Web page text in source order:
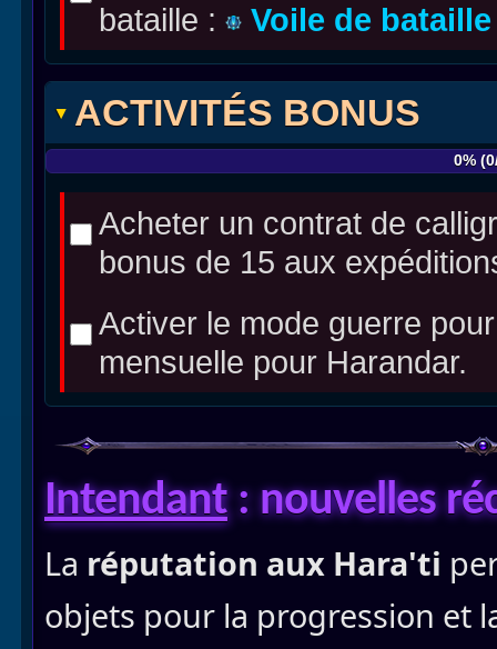
bataille :
Voile de bataille
ACTIVITÉS BONUS
Acheter un contrat de
bonus de 15 aux
Activer le mode guerre
mensuelle pour Harandar.
Intendant: nouvelles
La réputation aux Hara'ti
objets pour la progression et